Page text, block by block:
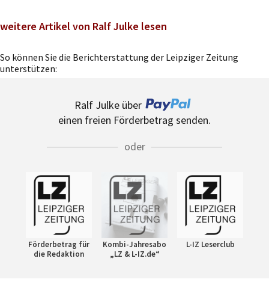
weitere Artikel von Ralf Julke lesen
So können Sie die Berichterstattung der Leipziger Zeitung
unterstützen:
Ralf Julke über
einen freien Förderbetrag senden.
oder
Förderbetrag für
die Redaktion
Kombi-Jahresabo
„LZ & L-IZ.de“
L-IZ Leserclub